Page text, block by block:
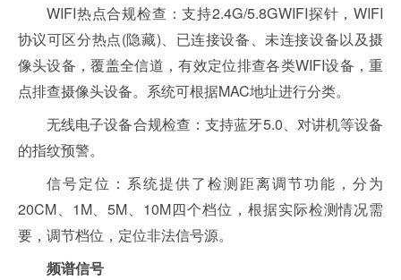
WIFI热点合规检查：支持2.4G/5.8GWIFI探针，WIFI
协议可区分热点(隐藏)、已连接设备、未连接设备以及摄
像头设备，覆盖全信道，有效定位排查各类WIFI设备，重
点排查摄像头设备。系统可根据MAC地址进行分类。
无线电子设备合规检查：支持蓝牙5.0、对讲机等设备
的指纹预警。
信号定位：系统提供了检测距离调节功能，分为
20CM、1M、5M、10M四个档位，根据实际检测情况需
要，调节档位，定位非法信号源。
频谱信号